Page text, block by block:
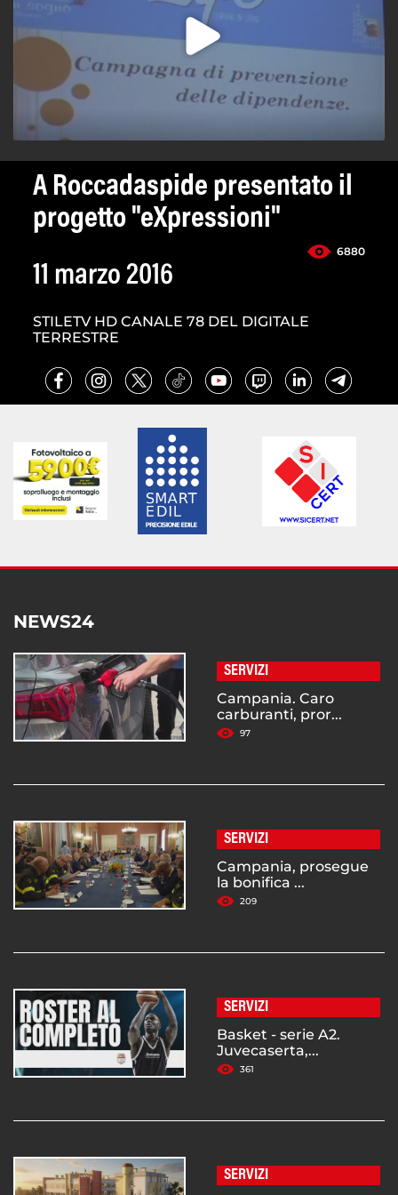
A Roccadaspide presentato il
progetto "eXpressioni"
6880
11 marzo 2016
STILETV HD CANALE 78 DEL DIGITALE
TERRESTRE
NEWS24
SERVIZI
Campania. Caro
carburanti, pror...
97
SERVIZI
Campania, prosegue
la bonifica ...
209
SERVIZI
Basket - serie A2.
Juvecaserta,...
361
SERVIZI